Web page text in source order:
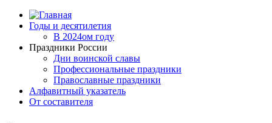
Годы и десятилетия
В 2024ом году
Праздники России
Дни воинской славы
Профессиональные праздники
Православные праздники
Алфавитный указатель
От составителя